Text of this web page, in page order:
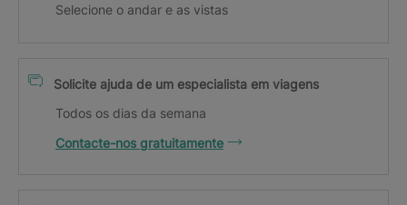
Selecione o andar e as vistas
Solicite ajuda de um especialista em viagens
Todos os dias da semana
Contacte-nos gratuitamente